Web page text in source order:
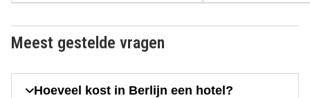
steeds veel
Meest gestelde vragen
Hoeveel kost in Berlijn een hotel?